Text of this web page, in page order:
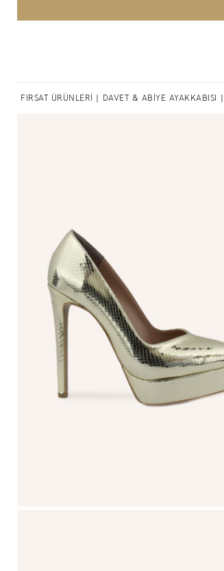
FIRSAT ÜRÜNLERİ DAVET & ABİYE AYAKKABISI